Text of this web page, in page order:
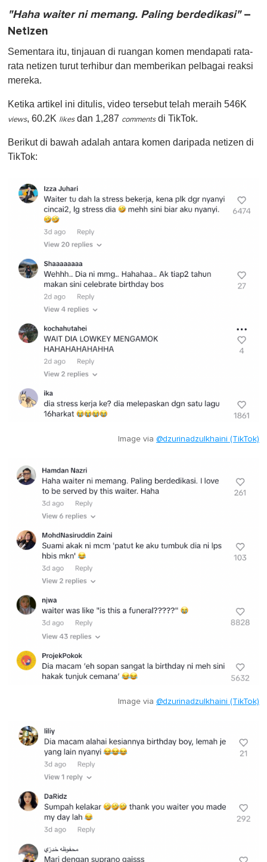
"Haha waiter ni memang. Paling berdedikasi"–
Netizen
Sementara itu, tinjauan di ruangan komen mendapati rata-
rata netizen turut terhibur dan memberikan pelbagai reaksi
mereka.
Ketika artikel ini ditulis, video tersebut telah meraih 546K
views, 60.2K likesdan 1,287 commentsdi TikTok.
Berikut di bawah adalah antara komen daripada netizen di
TikTok:
Image via @dzurinadzulkhaini (TikTok)
Image via @dzurinadzulkhaini (TikTok)